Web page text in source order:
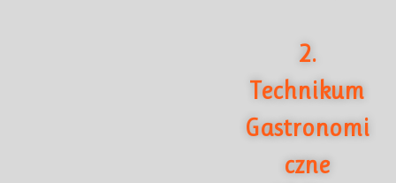
2.
Technikum
Gastronomi
czne